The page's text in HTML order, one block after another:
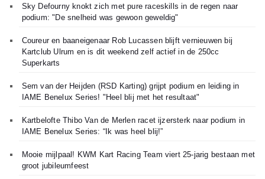
Sky Defourny knokt zich met pure raceskills in de regen naar
podium: "De snelheid was gewoon geweldig"
Coureur en baaneigenaar Rob Lucassen blijft vernieuwen bij
Kartclub Ulrum en is dit weekend zelf actief in de 250cc
Superkarts
Sem van der Heijden (RSD Karting) grijpt podium en leiding in
IAME Benelux Series! "Heel blij met het resultaat"
Kartbelofte Thibo Van de Merlen racet ijzersterk naar podium in
IAME Benelux Series: “Ik was heel blij!”
Mooie mijlpaal! KWM Kart Racing Team viert 25-jarig bestaan met
groot jubileumfeest